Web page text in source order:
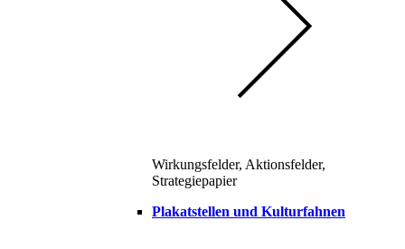
Wirkungsfelder, Aktionsfelder,
Strategiepapier
Plakatstellen und Kulturfahnen